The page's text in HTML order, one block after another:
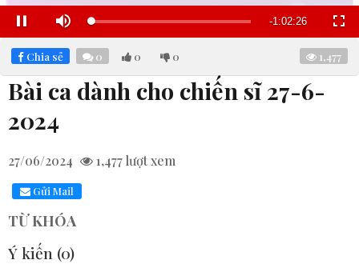
Pause Mute Loaded:
5.49%
Remaining
-1:02:25
Chia sẻ 0 0 0 1,477
Bài ca dành cho chiến sĩ 27-6-
2024
27/06/2024 1,477lượt xem
Gửi Mail
TỪ KHÓA
Ý kiến (0)